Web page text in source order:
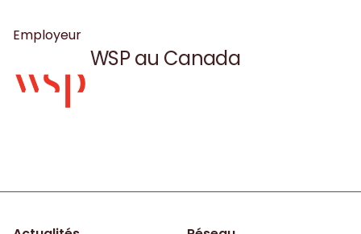
transformation positive pour nos
organisations et notre société. Merci, Marie-
Claude, pour votre message inspirant et pour
votre engagement concret à faire progresser
l’égalité des genres dans le monde des
Employeur
WSP au Canada